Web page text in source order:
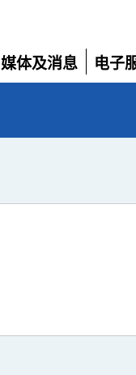
媒体及消息
展
电子
展